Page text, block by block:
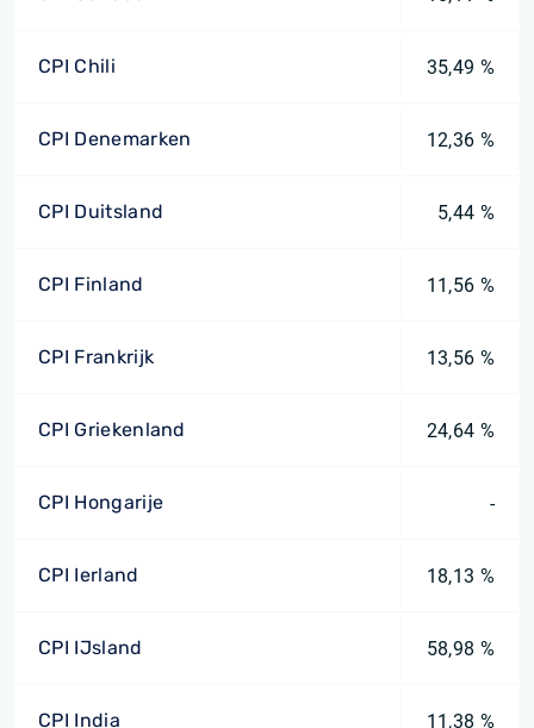
CPI Chili 35,49 %
CPI Denemarken 12,36 %
CPI Duitsland 5,44 %
CPI Finland 11,56 %
CPI Frankrijk 13,56 %
CPI Griekenland 24,64 %
CPI Hongarije -
CPI Ierland 18,13 %
CPI IJsland 58,98 %
CPI India 11,38 %